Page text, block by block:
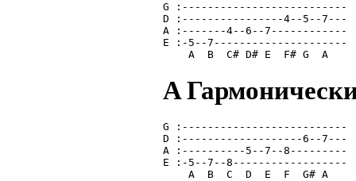
G :--------------------------
D :----------------4--5--7---
A :-------4--6--7------------
E :-5--7---------------------
    A  B  C# D# E  F# G  A
A
G :--------------------------
D :-------------------6--7---
A :----------5--7--8---------
E :-5--7--8------------------
    A  B  C  D  E  F  G# A